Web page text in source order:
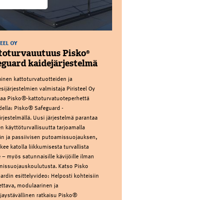
OY
Pisko®
kaidejärjestelmä
kattoturvatuotteiden ja
valmistaja Piristeel Oy
Pisko®-kattoturvatuoteperhettä
Pisko® Safeguard -
Uusi järjestelmä parantaa
käyttöturvallisuutta tarjoamalla
ja passiivisen putoamissuojauksen,
katolla liikkumisesta turvallista
– myös satunnaisille kävijöille ilman
Katso Pisko
esittelyvideo: Helposti kohteisiin
modulaarinen ja
ratkaisu Pisko®